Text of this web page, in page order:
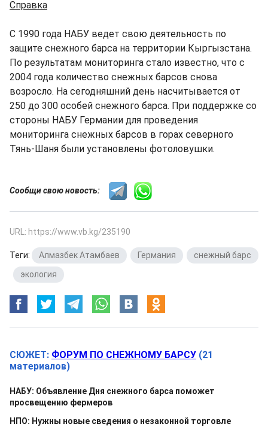
Справка
С 1990 года НАБУ ведет свою деятельность по
защите снежного барса на территории Кыргызстана.
По результатам мониторинга стало известно, что с
2004 года количество снежных барсов снова
возросло. На сегодняшний день насчитывается от
250 до 300 особей снежного барса. При поддержке со
стороны НАБУ Германии для проведения
мониторинга снежных барсов в горах северного
Тянь-Шаня были установлены фотоловушки.
Сообщи свою новость:
URL: https://www.vb.kg/235190
Теги: Алмазбек Атамбаев Германия
снежный барс
экология
СЮЖЕТ: ФОРУМ ПО СНЕЖНОМУ БАРСУ (21
материалов)
НАБУ: Объявление Дня снежного барса поможет
просвещению фермеров
НПО: Нужны новые сведения о незаконной торговле